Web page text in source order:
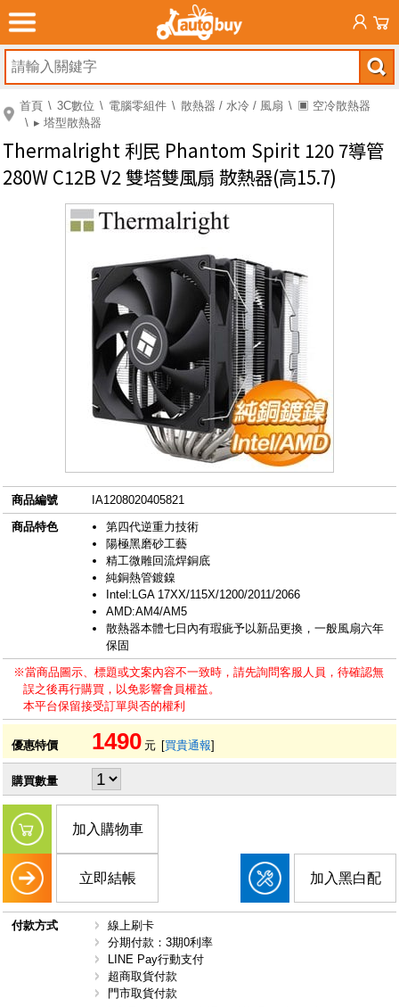
首頁 3C數位 電腦零組件 散熱器 / 水冷 / 風扇
▣ 空冷散熱器
▸ 塔型散熱器
Thermalright 利民 Phantom Spirit 120 7導管
280W C12B V2 雙塔雙風扇 散熱器(高15.7)
商品編號
IA1208020405821
商品特色
第四代逆重力技術
陽極黑磨砂工藝
精工微雕回流焊銅底
純銅熱管鍍鎳
Intel:LGA 17XX/115X/1200/2011/2066
AMD:AM4/AM5
散熱器本體七日內有瑕疵予以新品更換，一般風扇六年
保固
※當商品圖示、標題或文案內容不一致時，請先詢問客服人員，待確認無
誤之後再行購買，以免影響會員權益。
本平台保留接受訂單與否的權利
優惠特價 1490 元 [買貴通報]
購買數量
加入購物車
立即結帳 加入黑白配
付款方式
線上刷卡
分期付款：3期0利率
LINE Pay行動支付
超商取貨付款
門市取貨付款